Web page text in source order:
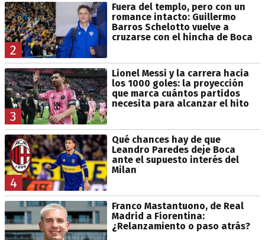
2
Fuera del templo, pero con un
romance intacto: Guillermo
Barros Schelotto vuelve a
cruzarse con el hincha de Boca
3
Lionel Messi y la carrera hacia
los 1000 goles: la proyección
que marca cuántos partidos
necesita para alcanzar el hito
4
Qué chances hay de que
Leandro Paredes deje Boca
ante el supuesto interés del
Milan
Franco Mastantuono, de Real
Madrid a Fiorentina:
¿Relanzamiento o paso atrás?